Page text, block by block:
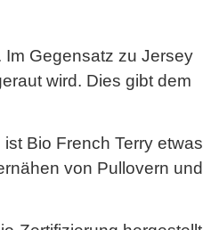
Im Gegensatz zu Jersey
wird. Dies gibt dem
Bio French Terry etwas
von Pullovern und